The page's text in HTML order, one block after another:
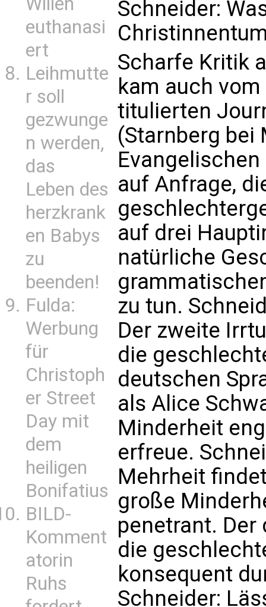
euthanasi
ert
Leihmutte
r soll
gezwunge
n werden,
das
Leben des
herzkrank
en Babys
zu
beenden!
Fulda:
Werbung
für
Christoph
er Street
Day mit
dem
heiligen
Bonifatius
BILD-
Komment
atorin
Ruhs
Schneider:
Scharfe Kritik
kam auch vom
titulierten
(Starnberg bei
auf Anfrage,
auf drei
natürliche
zu tun.
Der zweite
die
deutschen
als Alice
Minderheit
erfreue.
Mehrheit
große
penetrant.
die
konsequent
Schneider: